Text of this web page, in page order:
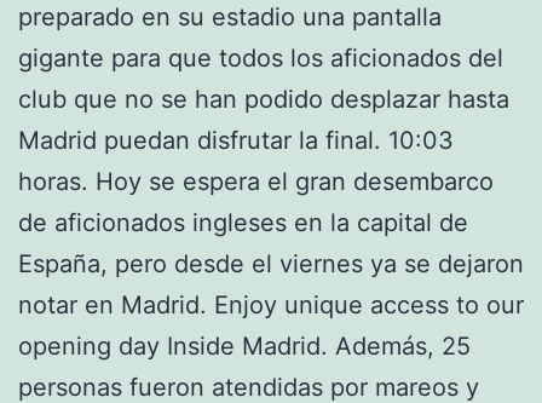
preparado en su estadio una pantalla
gigante para que todos los aficionados del
club que no se han podido desplazar hasta
Madrid puedan disfrutar la final. 10:03
horas. Hoy se espera el gran desembarco
de aficionados ingleses en la capital de
España, pero desde el viernes ya se dejaron
notar en Madrid. Enjoy unique access to our
opening day Inside Madrid. Además, 25
personas fueron atendidas por mareos y